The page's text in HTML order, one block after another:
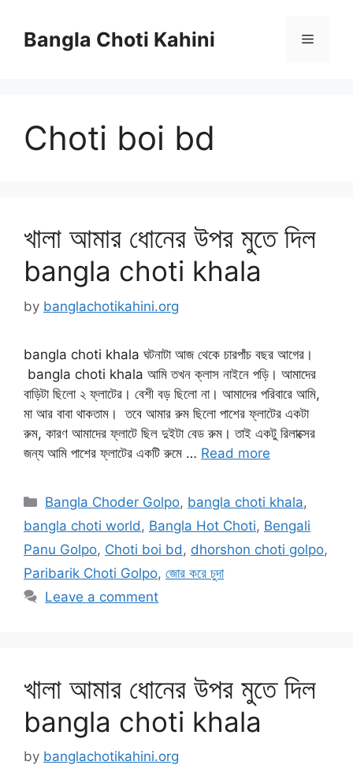
contentBangla Choti Kahini Menu
Choti boi bd
খালা আমার ধোনের উপর মুতে দিল
bangla choti khala
by banglachotikahini.org
bangla choti khala ঘটনাটা আজ থেকে চারপাঁচ বছর আগের।
bangla choti khala আমি তখন ক্লাস নাইনে পড়ি। আমাদের
বাড়িটা ছিলো ২ ফ্লাটের। বেশী বড় ছিলো না। আমাদের পরিবারে আমি,
মা আর বাবা থাকতাম। তবে আমার রুম ছিলো পাশের ফ্লাটের একটা
রুম, কারণ আমাদের ফ্লাটে ছিল দুইটা বেড রুম। তাই একটু রিলাক্সের
জন্য আমি পাশের ফ্লাটের একটি রুমে … Read more
Categories
Bangla Choder Golpo, bangla choti khala,
bangla choti world , Bangla Hot Choti, Bengali
Panu Golpo, Choti boi bd , dhorshon choti golpo,
Paribarik Choti Golpo, জোর করে চুদা
Leave a comment
খালা আমার ধোনের উপর মুতে দিল
bangla choti khala
by banglachotikahini.org